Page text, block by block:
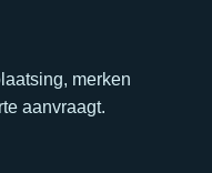
merken
aanvraagt.